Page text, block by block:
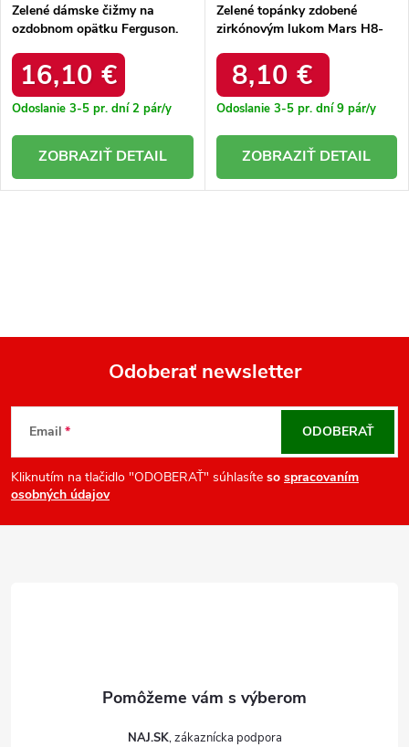
Zelené dámske čižmy na
ozdobnom opätku Ferguson.
16,10 €
Odoslanie 3-5 pr. dní2 pár/y
DETAIL
Zelené topánky zdobené
zirkónovým lukom Mars H8-
8,10 €
Odoslanie 3-5 pr. dní9 pár/y
DETAIL
d
i
p
r
v
k
i
Odoberať newsletter
Email
Kliknutím na tlačidlo "ODOBERAŤ" súhlasíte so spracovaním
osobných údajov
ODOBERAŤ
NAJ.SK